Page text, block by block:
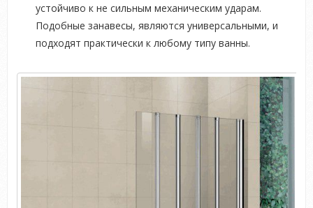
устойчиво к не сильным механическим ударам.
Подобные занавесы, являются универсальными, и
подходят практически к любому типу ванны.